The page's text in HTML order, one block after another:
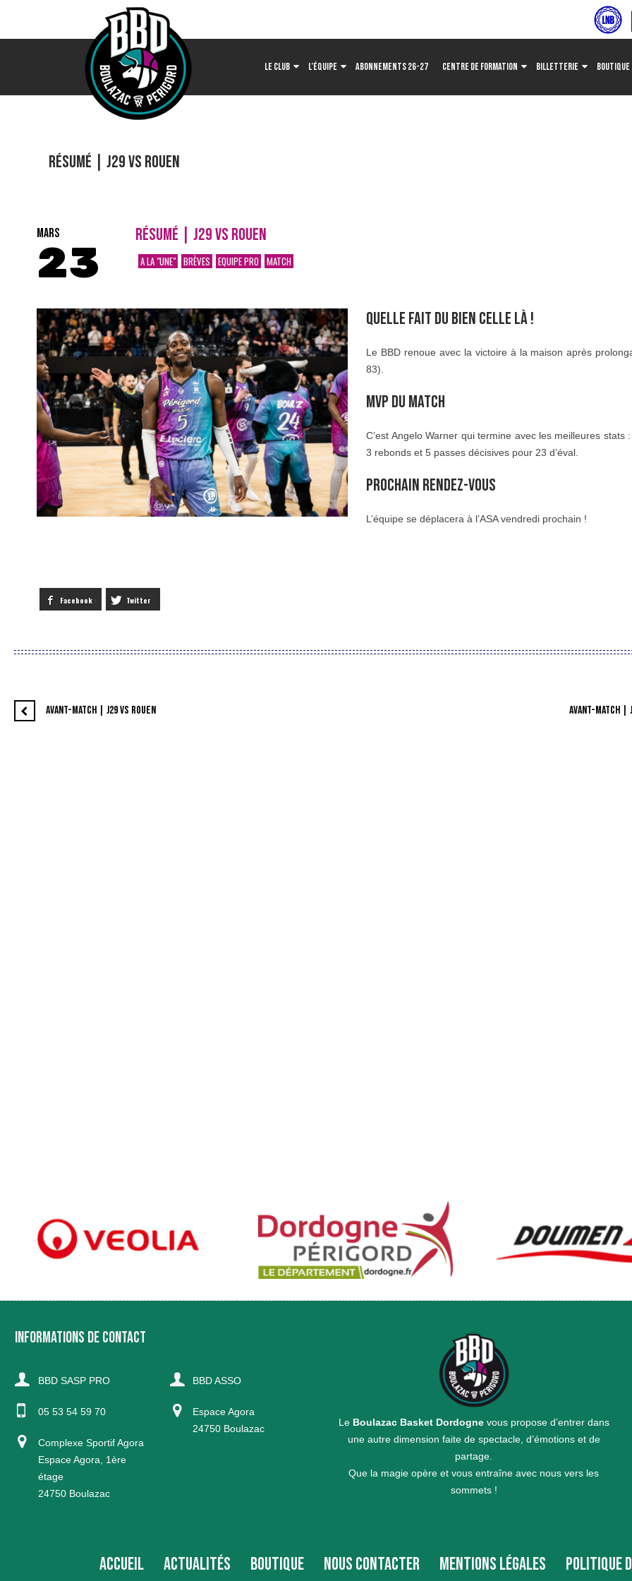
LE CLUB L’ÉQUIPE ABONNEMENTS 26-27 CENTRE DE FORMATION BILLETTERIE BOUTIQUE
Résumé | J29 vs Rouen
MARS
23
RÉSUMÉ | J29 VS ROUEN
A LA "UNE" BRÈVES EQUIPE PRO MATCH
QUELLE FAIT DU BIEN CELLE LÀ !
Le BBD renoue avec la victoire à la maison après
83).
MVP DU MATCH
C’est Angelo Warner qui termine avec les meilleures stats
3 rebonds et 5 passes décisives pour 23 d’éval.
PROCHAIN RENDEZ-VOUS
L’équipe se déplacera à l’ASA vendredi prochain !
Facebook Twitter
AVANT-MATCH |
AVANT-MATCH | J29 VS ROUEN
INFORMATIONS DE CONTACT
BBD SASP PRO
05 53 54 59 70
Complexe Sportif Agora
Espace Agora, 1ère
étage
24750 Boulazac
BBD ASSO
Espace Agora
24750 Boulazac
Le Boulazac Basket Dordognevous propose d’entrer dans
une autre dimension faite de spectacle, d’émotions et de
partage.
Que la magie opère et vous entraîne avec nous vers les
sommets !
ACCUEIL ACTUALITÉS BOUTIQUE NOUS CONTACTER MENTIONS LÉGALES POLITIQUE